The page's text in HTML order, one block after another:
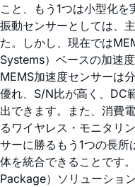
こと、もう1つは小型化を
振動センサーとしては、
た。しかし、現在では
Systems）ベースの加速
MEMS加速度センサーは
優れ、S/N比が高く、DC
出できます。また、消費
るワイヤレス・モニタリ
サーに勝るもう1つの長
体を統合できることです
Package）ソリューショ